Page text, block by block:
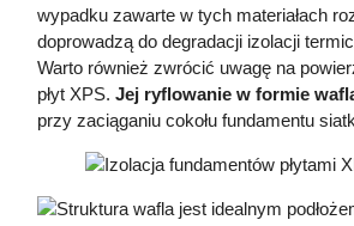
wypadku zawarte w tych materiałach
doprowadzą do degradacji izolacji
Warto również zwrócić uwagę na
płyt XPS.Jej ryflowanie w formie
przy zaciąganiu cokołu fundamentu